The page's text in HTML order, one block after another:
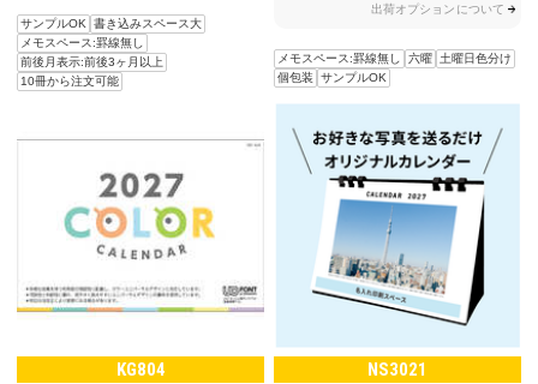
サンプルOK 書き込みスペース大
メモスペース:罫線無し
前後月表示:前後3ヶ月以上
10冊から注文可能
出荷オプションについて
メモスペース:罫線無し 六曜
土曜日色分け
個包装
サンプルOK
KG804 NS3021